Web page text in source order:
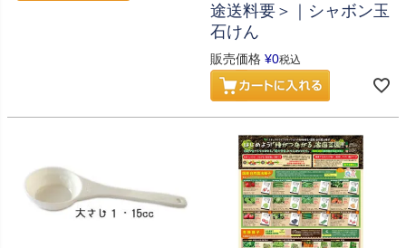
途送料要＞｜シャボン玉
石けん
販売価格 ¥0税込